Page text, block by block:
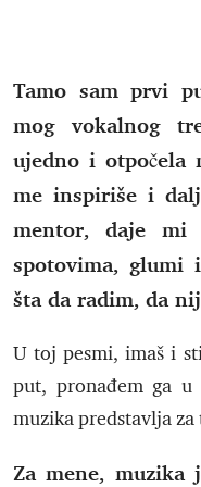
Tamo sam prvi
mog vokalnog
ujedno i otpočela
me inspiriše i
mentor, daje mi
spotovima, glumi
šta da radim, da
U toj pesmi, imaš i
put, pronađem ga u
muzika predstavlja za
Za mene,